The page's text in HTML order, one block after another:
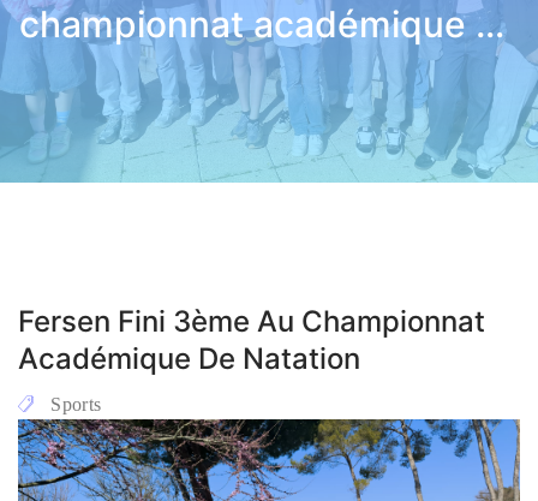
championnat académique de
natation
Fersen Fini 3ème Au Championnat
Académique De Natation
Sports